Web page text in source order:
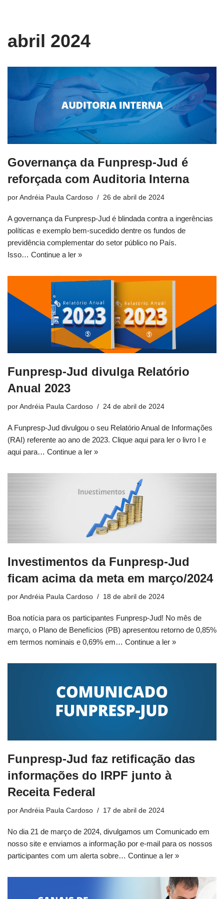
para
abril 2024
Governança da Funpresp-Jud é
reforçada com Auditoria Interna
por Andréia Paula Cardoso 26 de abril de 2024
A governança da Funpresp-Jud é blindada contra a ingerências
políticas e exemplo bem-sucedido dentre os fundos de
previdência complementar do setor público no País.
Isso… Continue a ler »
Funpresp-Jud divulga Relatório
Anual 2023
por Andréia Paula Cardoso 24 de abril de 2024
A Funpresp-Jud divulgou o seu Relatório Anual de Informações
(RAI) referente ao ano de 2023. Clique aqui para ler o livro I e
aqui para… Continue a ler »
Investimentos da Funpresp-Jud
ficam acima da meta em março/2024
por Andréia Paula Cardoso 18 de abril de 2024
Boa notícia para os participantes Funpresp-Jud! No mês de
março, o Plano de Benefícios (PB) apresentou retorno de 0,85%
em termos nominais e 0,69% em… Continue a ler »
Funpresp-Jud faz retificação das
informações do IRPF junto à
Receita Federal
por Andréia Paula Cardoso 17 de abril de 2024
No dia 21 de março de 2024, divulgamos um Comunicado em
nosso site e enviamos a informação por e-mail para os nossos
participantes com um alerta sobre… Continue a ler »